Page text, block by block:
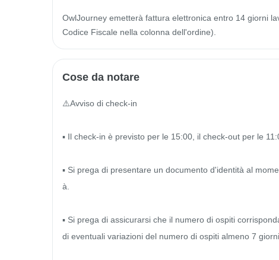
OwlJourney emetterà fattura elettronica entro 14 giorni
Codice Fiscale nella colonna dell'ordine).
Cose da notare
⚠️Avviso di check-in
▪ Il check-in è previsto per le 15:00, il check-out per le
▪ Si prega di presentare un documento d'identità al
à.
▪ Si prega di assicurarsi che il numero di ospiti
di eventuali variazioni del numero di ospiti almeno 7